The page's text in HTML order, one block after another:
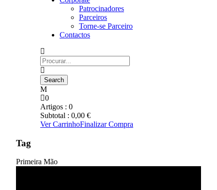
Patrocinadores
Parceiros
Torne-se Parceiro
Contactos
0
Artigos : 0
Subtotal : 0,00 €
Ver CarrinhoFinalizar Compra
Tag
Primeira Mão